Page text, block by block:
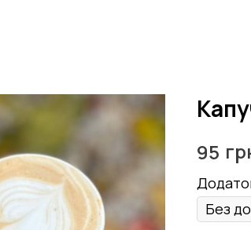
95